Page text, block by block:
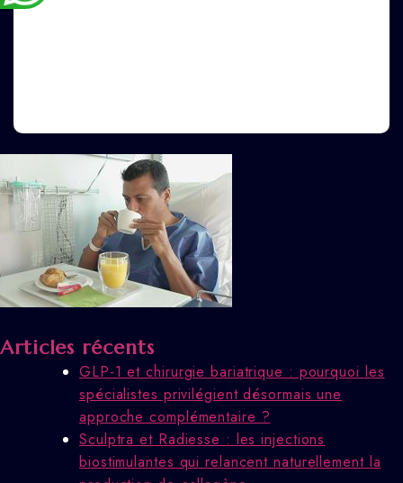
Articles récents
GLP-1 et chirurgie bariatrique : pourquoi les
spécialistes privilégient désormais une
approche complémentaire ?
Sculptra et Radiesse : les injections
biostimulantes qui relancent naturellement la